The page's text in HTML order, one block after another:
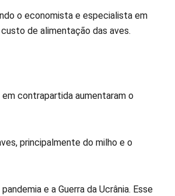
o economista e especialista em
de alimentação das aves.
contrapartida aumentaram o
principalmente do milho e o
e a Guerra da Ucrânia. Esse